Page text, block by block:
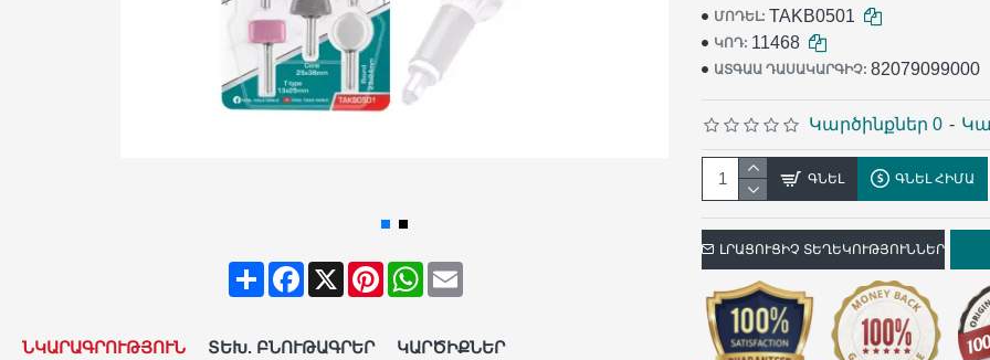
ShareFacebook
X PinterestWhatsApp
Email
ՆԿԱՐԱԳՐՈՒԹՅՈՒՆ ՏԵԽ. ԲՆՈՒԹԱԳՐԵՐ ԿԱՐԾԻՔՆԵՐ
ՄՈԴԵԼ: TAKB0501
ԿՈԴ: 11468
ԱՏԳԱԱ ԴԱՍԱԿԱՐԳԻՉ: 82079099000
Կարծինքներ 0 -
ԳՆԵԼ ԳՆԵԼ ՀԻՄԱ
ԼՐԱՑՈՒՑԻՉ ՏԵՂԵԿՈՒԹՅՈՒՆՆԵՐ